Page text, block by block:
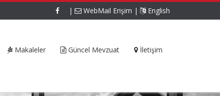
| WebMail Erişim | English
Makaleler Güncel Mevzuat İletişim